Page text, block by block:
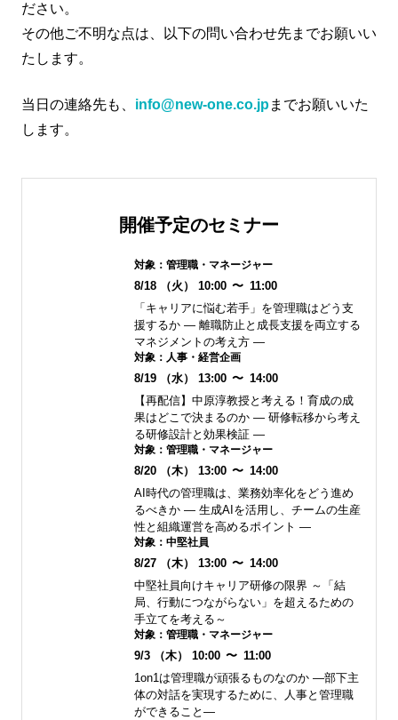
ださい。
その他ご不明な点は、以下の問い合わせ先までお願いい
たします。
当日の連絡先も、 info@new-one.co.jpまでお願いいた
します。
開催予定のセミナー
対象： 管理職・マネージャー
8/18 （火） 10:00 〜 11:00
「キャリアに悩む若手」を管理職はどう支
援するか ― 離職防止と成長支援を両立する
マネジメントの考え方 ―
対象： 人事・経営企画
8/19 （水） 13:00 〜 14:00
【再配信】中原淳教授と考える！育成の成
果はどこで決まるのか ― 研修転移から考え
る研修設計と効果検証 ―
対象： 管理職・マネージャー
8/20 （木） 13:00 〜 14:00
AI時代の管理職は、業務効率化をどう進め
るべきか ― 生成AIを活用し、チームの生産
性と組織運営を高めるポイント ―
対象： 中堅社員
8/27 （木） 13:00 〜 14:00
中堅社員向けキャリア研修の限界 ～「結
局、行動につながらない」を超えるための
手立てを考える～
対象： 管理職・マネージャー
9/3 （木） 10:00 〜 11:00
1on1は管理職が頑張るものなのか ―部下主
体の対話を実現するために、人事と管理職
ができること―